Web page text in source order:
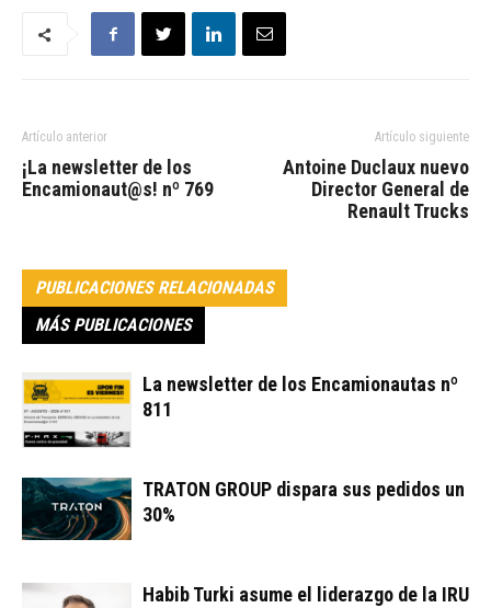
Artículo anterior
¡La newsletter de los
Encamionaut@s! nº 769
Artículo siguiente
Antoine Duclaux nuevo
Director General de
Renault Trucks
PUBLICACIONES RELACIONADAS
MÁS PUBLICACIONES
La newsletter de los Encamionautas nº
811
TRATON GROUP dispara sus pedidos un
30%
Habib Turki asume el liderazgo de la IRU